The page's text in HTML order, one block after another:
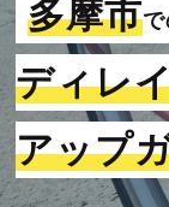
多摩市
ディレ
アップ